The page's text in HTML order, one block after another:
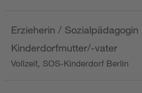
Erzieherin /
Kinderdorfmutter/-vater
Vollzeit, SOS-Kinderdorf Berlin